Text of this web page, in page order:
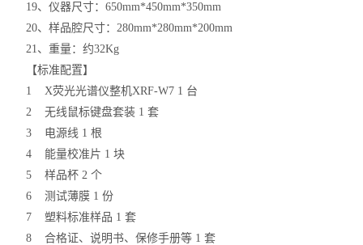
19、仪器尺寸：650mm*450mm*350mm
20、样品腔尺寸：280mm*280mm*200mm
21、重量：约32Kg
【标准配置】
1 X荧光光谱仪整机XRF-W7 1 台
2 无线鼠标键盘套装 1 套
3 电源线 1 根
4 能量校准片 1 块
5 样品杯 2 个
6 测试薄膜 1 份
7 塑料标准样品 1 套
8 合格证、说明书、保修手册等 1 套